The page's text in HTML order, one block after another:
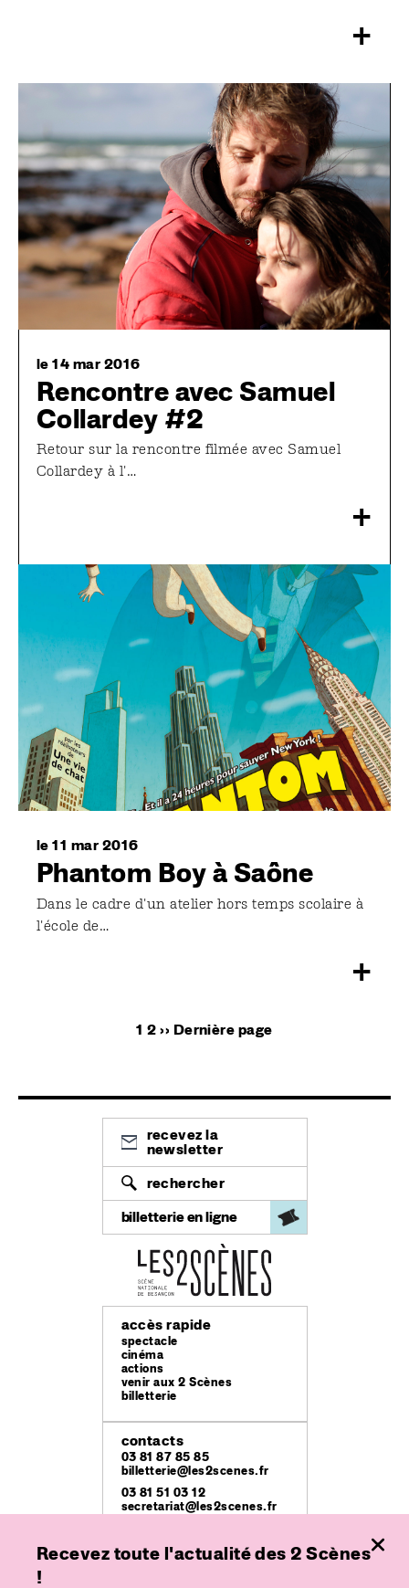
+
le 14 mar 2016
Rencontre avec Samuel
Collardey #2
Retour sur la rencontre filmée avec Samuel
Collardey à l'…
+
le 11 mar 2016
Phantom Boy à Saône
Dans le cadre d'un atelier hors temps scolaire à
l'école de…
+
Page
1 Page
2 Page
›› Dernière
Dernière page
recevez la
newsletter
rechercher
billetterie en ligne
accès rapide
spectacle
cinéma
actions
venir aux 2 Scènes
billetterie
contacts
03 81 87 85 85
billetterie@les2scenes.fr
03 81 51 03 12
secretariat@les2scenes.fr
lieux
Recevez toute l'actualité des 2 Scènes
!